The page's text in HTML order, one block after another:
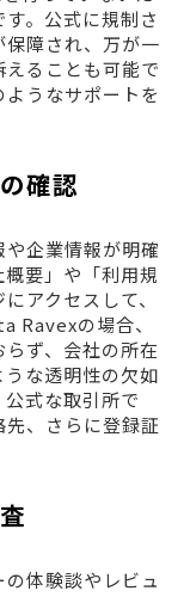
。公式に規制さ
障され、万が一
ることも可能で
うなサポートを
確認
企業情報が明確
要」や「利用規
アクセスして、
Ravexの場合、
ず、会社の所在
な透明性の欠如
式な取引所で
、さらに登録証
体験談やレビュ